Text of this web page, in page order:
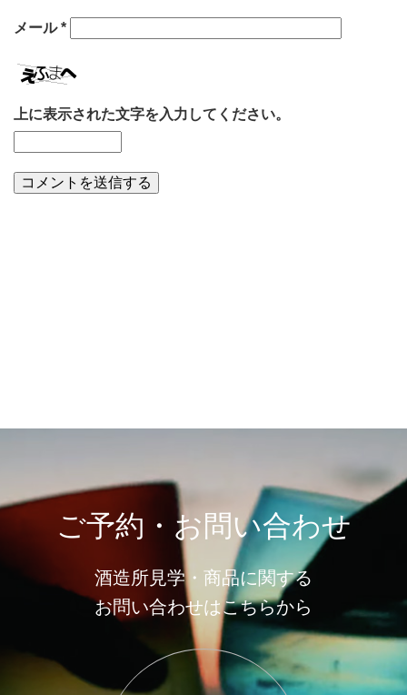
メール*
上に表示された文字を入力してください。
ご予約・お問い合わせ
酒造所見学・商品に関する
お問い合わせはこちらから